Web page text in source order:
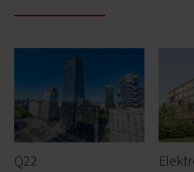
Q22